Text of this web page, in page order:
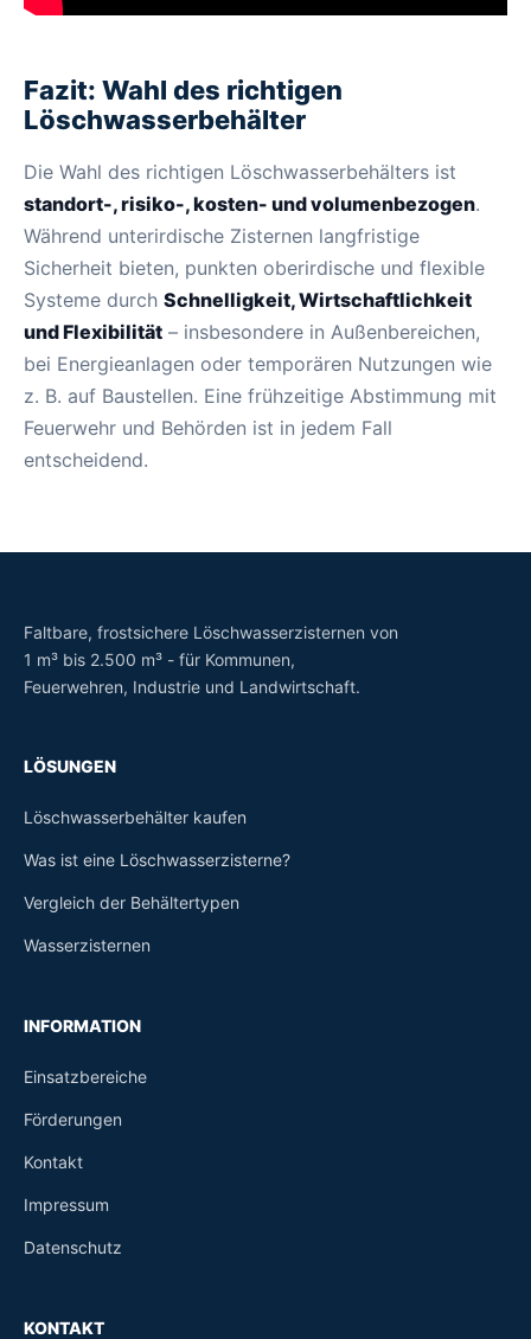
Fazit: Wahl des richtigen
Löschwasserbehälter
Die Wahl des richtigen Löschwasserbehälters ist
standort-, risiko-, kosten- und volumenbezogen.
Während unterirdische Zisternen langfristige
Sicherheit bieten, punkten oberirdische und flexible
Systeme durch Schnelligkeit, Wirtschaftlichkeit
und Flexibilität – insbesondere in Außenbereichen,
bei Energieanlagen oder temporären Nutzungen wie
z. B. auf Baustellen. Eine frühzeitige Abstimmung mit
Feuerwehr und Behörden ist in jedem Fall
entscheidend.
Faltbare, frostsichere Löschwasserzisternen von
1 m³ bis 2.500 m³ - für Kommunen,
Feuerwehren, Industrie und Landwirtschaft.
LÖSUNGEN
Löschwasserbehälter kaufen
Was ist eine Löschwasserzisterne?
Vergleich der Behältertypen
Wasserzisternen
INFORMATION
Einsatzbereiche
Förderungen
Kontakt
Impressum
Datenschutz
KONTAKT